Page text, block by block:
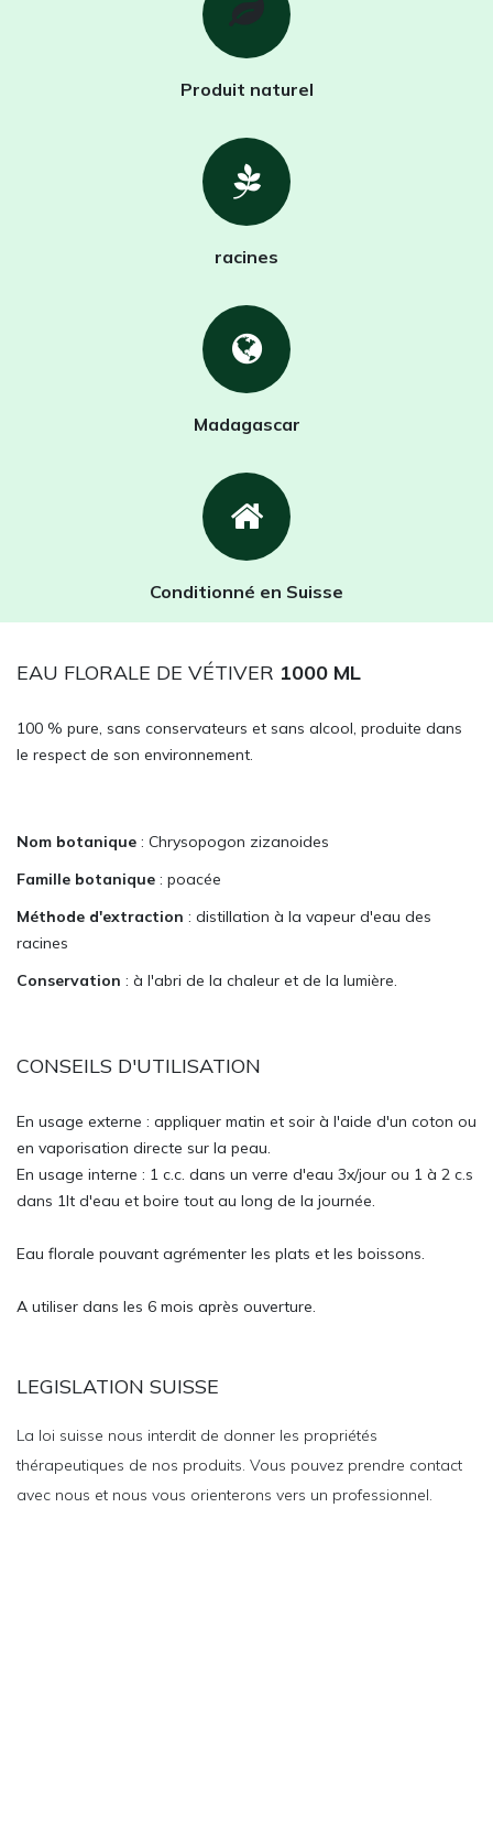
Produit naturel
racines
Madagascar
Conditionné en Suisse
EAU FLORALE DE VÉTIVER 1000 ML
100 % pure, sans conservateurs et sans alcool, produite dans
le respect de son environnement.
Nom botanique : Chrysopogon zizanoides
Famille botanique : poacée
Méthode d'extraction : distillation à la vapeur d'eau des
racines
Conservation : à l'abri de la chaleur et de la lumière.
CONSEILS D'UTILISATION
En usage externe : appliquer matin et soir à l'aide d'un coton ou
en vaporisation directe sur la peau.
En usage interne : 1 c.c. dans un verre d'eau 3x/jour ou 1 à 2 c.s
dans 1lt d'eau et boire tout au long de la journée.
Eau florale pouvant agrémenter les plats et les boissons.
A utiliser dans les 6 mois après ouverture.
LEGISLATION SUISSE
La loi suisse nous interdit de donner les propriétés
thérapeutiques de nos produits. Vous pouvez prendre contact
avec nous et nous vous orienterons vers un professionnel.